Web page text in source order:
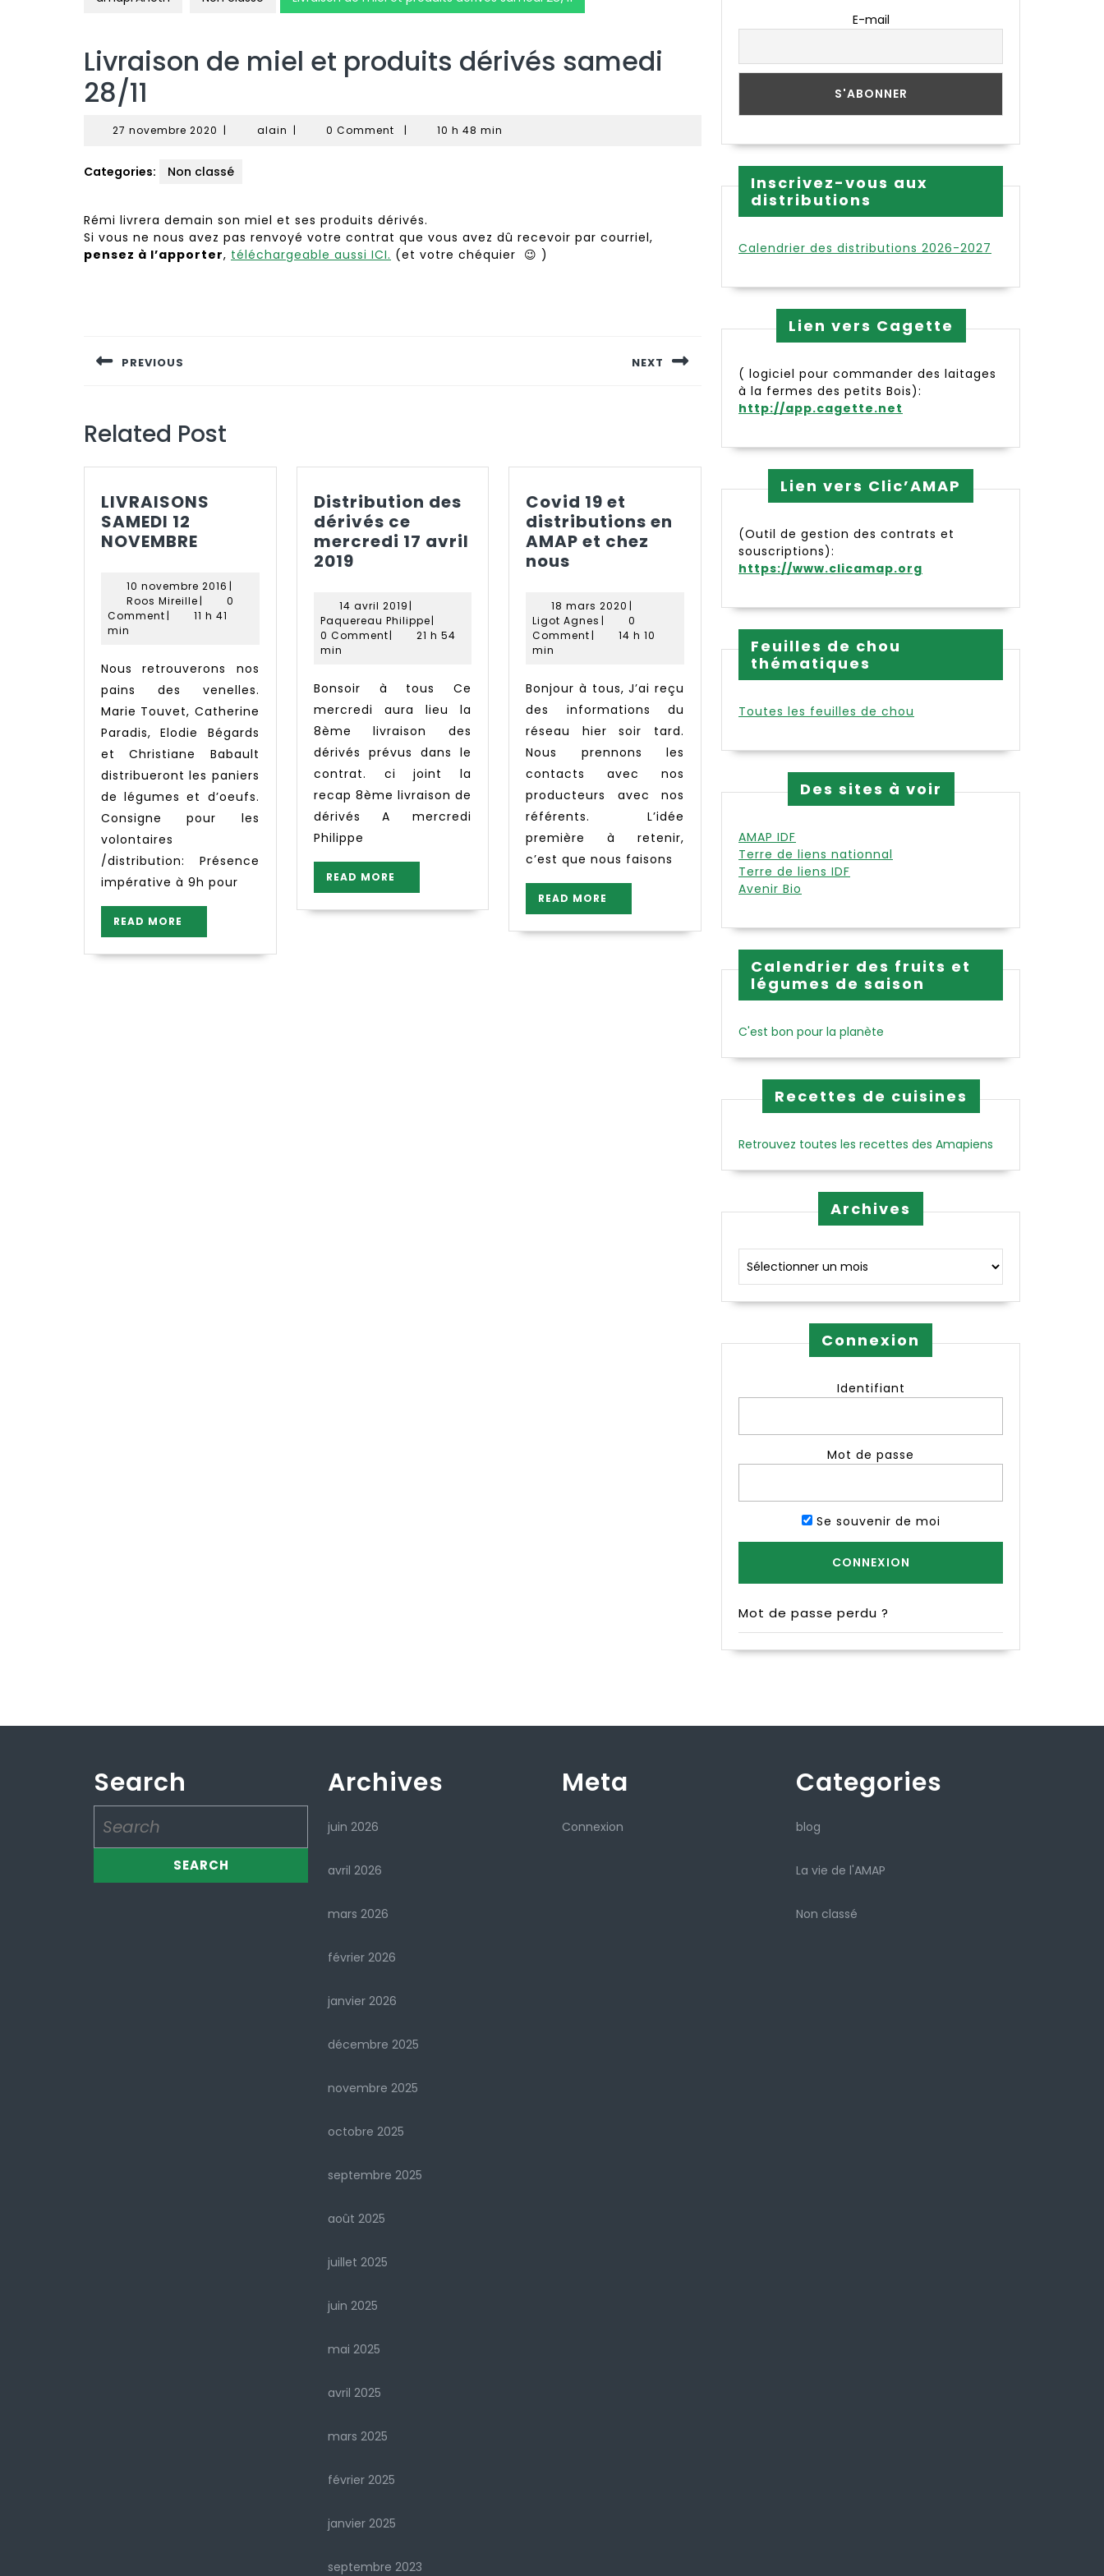
Livraison de miel et produits dérivés samedi
28/11
27 novembre 2020 27| alain alain
| 0 Comment | 10 h 48 min
Categories: Non classé
Rémi livrera demain son miel et ses produits dérivés.
Si vous ne nous avez pas renvoyé votre contrat que vous avez dû recevoir par courriel,
pensez à l’apporter, téléchargeable aussi ICI. (et votre chéquier 😉 )
de PREVIOUS NEXT
Related Post
LIVRAISONS
SAMEDI 12
NOVEMBRE
12
NOVEMBRE
10 novembre 2016 10
novembre
|
Roos MireilleRoos
Mireille
|
0
Comment |
11 h 41
min
Nous retrouverons nos
pains des venelles.
Marie Touvet, Catherine
Paradis, Elodie Bégards
et Christiane Babault
distribueront les paniers
de légumes et d’oeufs.
Consigne pour les
volontaires
/distribution: Présence
impérative à 9h pour
READ MORE
MORE
Distribution des
dérivés ce
mercredi 17 avril
2019Distribution
dérivés
ce
mercredi
avril
2019
14 avril 201914
avril
2019
|
Paquereau PhilippePaquereau
Philippe
|
0 Comment|
21 h 54
min
Bonsoir à tous Ce
mercredi aura lieu la
8ème livraison des
dérivés prévus dans le
contrat. ci joint la
recap 8ème livraison de
dérivés A mercredi
Philippe
READ MORE
MORE
Covid 19 et
distributions en
AMAP et chez
nous
et
distributions
en
et
chez
nous
18 mars 2020 18
mars
2020
|
Ligot Agnes Ligot
Agnes
|
0
Comment |
14 h 10
min
Bonjour à tous, J’ai reçu
des informations du
réseau hier soir tard.
Nous prennons les
contacts avec nos
producteurs avec nos
référents. L’idée
première à retenir,
c’est que nous faisons
READ MORE
MORE
E-mail
Inscrivez-vous aux
distributions
Calendrier des distributions 2026-2027
Lien vers Cagette
( logiciel pour commander des laitages
à la fermes des petits Bois):
http://app.cagette.net
Lien vers Clic’AMAP
(Outil de gestion des contrats et
souscriptions):
https://www.clicamap.org
Feuilles de chou
thématiques
Toutes les feuilles de chou
Des sites à voir
AMAP IDF
Terre de liens nationnal
Terre de liens IDF
Avenir Bio
Calendrier des fruits et
légumes de saison
C'est bon pour la planète
Recettes de cuisines
Retrouvez toutes les recettes des Amapiens
Archives
Connexion
Identifiant
Mot de passe
Se souvenir de moi
Mot de passe perdu ?
Search
for:
Archives
juin 2026
avril 2026
mars 2026
février 2026
janvier 2026
décembre 2025
novembre 2025
octobre 2025
septembre 2025
août 2025
juillet 2025
juin 2025
mai 2025
avril 2025
mars 2025
février 2025
janvier 2025
septembre 2023
Meta
Connexion
Categories
blog
La vie de l'AMAP
Non classé